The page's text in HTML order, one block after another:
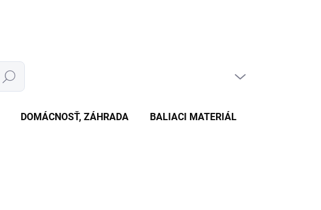
Hľadať
DOMÁCNOSŤ, ZÁHRADA BALIACI MATERIÁL